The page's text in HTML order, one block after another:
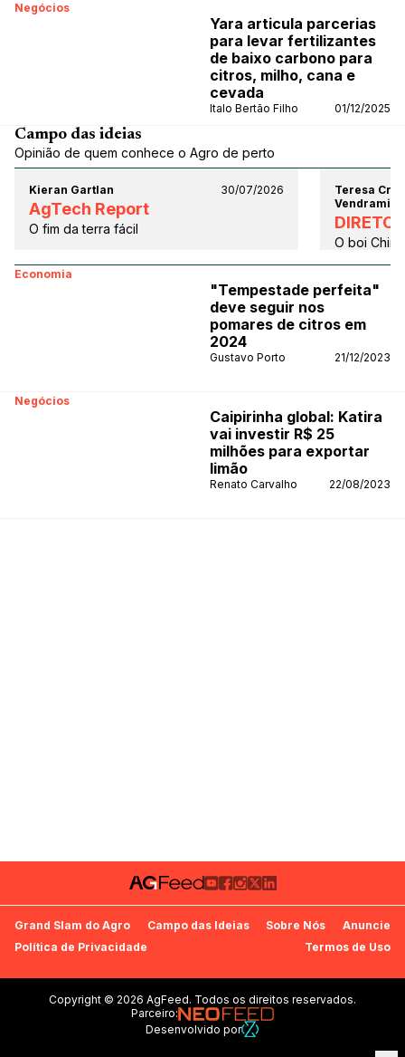
Negócios
Yara articula parcerias
para levar fertilizantes
de baixo carbono para
citros, milho, cana e
cevada
Italo Bertão Filho 01/12/2025
Campo das ideias
Opinião de quem conhece o Agro de perto
Kieran Gartlan 30/07/2026
AgTech Report
O fim da terra fácil
Teresa
Vendramini
DIRETO
O boi
Economia
"Tempestade perfeita"
deve seguir nos
pomares de citros em
2024
Gustavo Porto 21/12/2023
Negócios
Caipirinha global: Katira
vai investir R$ 25
milhões para exportar
limão
Renato Carvalho 22/08/2023
Grand Slam do Agro Campo das Ideias Sobre Nós
Anuncie
Política de Privacidade
Termos de Uso
Copyright © 2026 AgFeed. Todos os direitos reservados.
Parceiro:
Desenvolvido por